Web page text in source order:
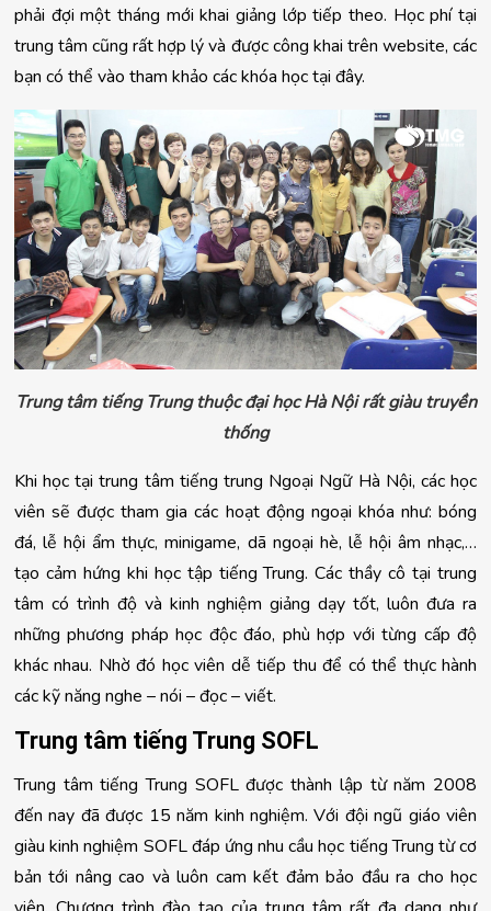
phải đợi một tháng mới khai giảng lớp tiếp theo. Học phí tại
trung tâm cũng rất hợp lý và được công khai trên website, các
bạn có thể vào tham khảo các khóa học tại đây.
Trung tâm tiếng Trung thuộc đại học Hà Nội rất giàu truyền
thống
Khi học tại trung tâm tiếng trung Ngoại Ngữ Hà Nội, các học
viên sẽ được tham gia các hoạt động ngoại khóa như: bóng
đá, lễ hội ẩm thực, minigame, dã ngoại hè, lễ hội âm nhạc,…
tạo cảm hứng khi học tập tiếng Trung. Các thầy cô tại trung
tâm có trình độ và kinh nghiệm giảng dạy tốt, luôn đưa ra
những phương pháp học độc đáo, phù hợp với từng cấp độ
khác nhau. Nhờ đó học viên dễ tiếp thu để có thể thực hành
các kỹ năng nghe – nói – đọc – viết.
Trung tâm tiếng Trung SOFL
Trung tâm tiếng Trung SOFL được thành lập từ năm 2008
đến nay đã được 15 năm kinh nghiệm. Với đội ngũ giáo viên
giàu kinh nghiệm SOFL đáp ứng nhu cầu học tiếng Trung từ cơ
bản tới nâng cao và luôn cam kết đảm bảo đầu ra cho học